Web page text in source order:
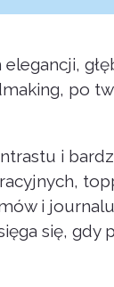
po
i
i
się, gdy